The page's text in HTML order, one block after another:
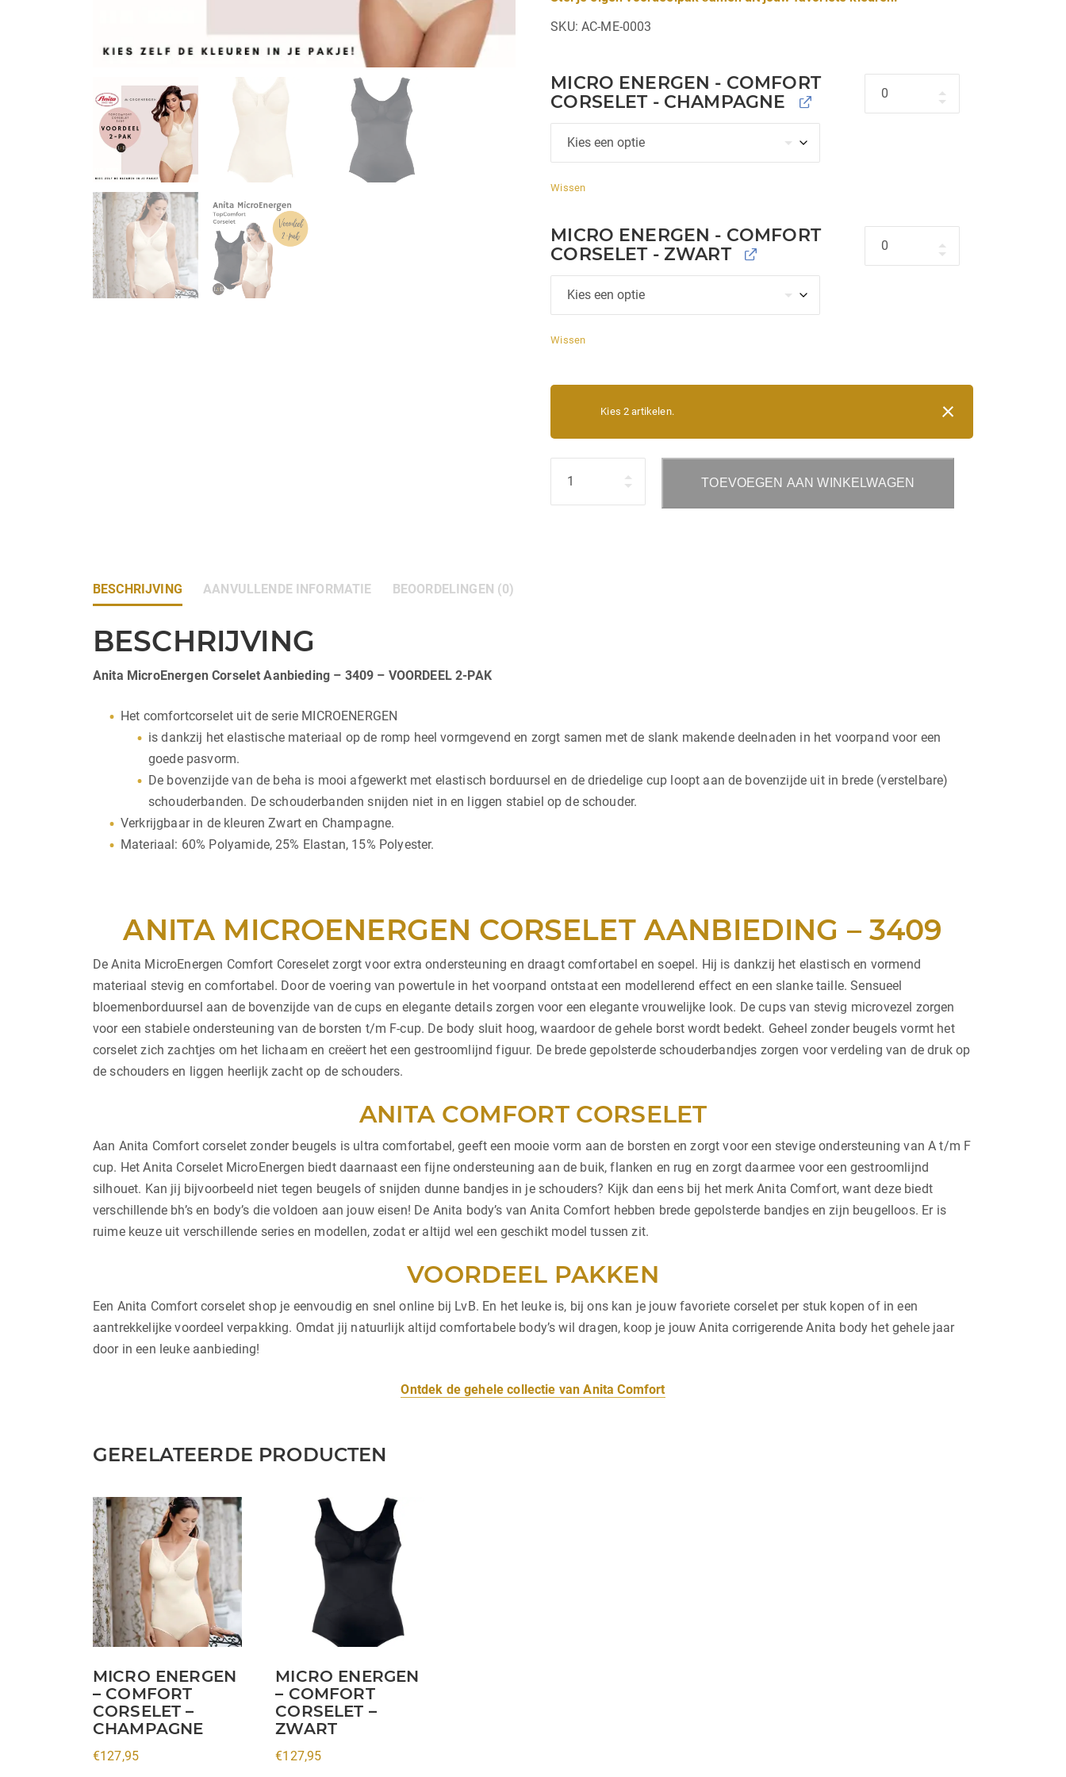
SKU:AC-ME-0003
MICRO ENERGEN - COMFORT
CORSELET - CHAMPAGNE
Wissen
MICRO ENERGEN - COMFORT
CORSELET - ZWART
Wissen
Kies 2 artikelen.
TOEVOEGEN AAN WINKELWAGEN
BESCHRIJVING AANVULLENDE INFORMATIE BEOORDELINGEN (0)
BESCHRIJVING
Anita MicroEnergen Corselet Aanbieding – 3409 – VOORDEEL 2-PAK
Het comfortcorselet uit de serie MICROENERGEN
is dankzij het elastische materiaal op de romp heel vormgevend en zorgt samen met de slank makende deelnaden in het voorpand voor een
goede pasvorm.
De bovenzijde van de beha is mooi afgewerkt met elastisch borduursel en de driedelige cup loopt aan de bovenzijde uit in brede (verstelbare)
schouderbanden. De schouderbanden snijden niet in en liggen stabiel op de schouder.
Verkrijgbaar in de kleuren Zwart en Champagne.
Materiaal: 60% Polyamide, 25% Elastan, 15% Polyester.
ANITA MICROENERGEN CORSELET AANBIEDING – 3409
De Anita MicroEnergen Comfort Coreselet zorgt voor extra ondersteuning en draagt comfortabel en soepel. Hij is dankzij het elastisch en vormend
materiaal stevig en comfortabel. Door de voering van powertule in het voorpand ontstaat een modellerend effect en een slanke taille. Sensueel
bloemenborduursel aan de bovenzijde van de cups en elegante details zorgen voor een elegante vrouwelijke look. De cups van stevig microvezel zorgen
voor een stabiele ondersteuning van de borsten t/m F-cup. De body sluit hoog, waardoor de gehele borst wordt bedekt. Geheel zonder beugels vormt het
corselet zich zachtjes om het lichaam en creëert het een gestroomlijnd figuur. De brede gepolsterde schouderbandjes zorgen voor verdeling van de druk op
de schouders en liggen heerlijk zacht op de schouders.
ANITA COMFORT CORSELET
Aan Anita Comfort corselet zonder beugels is ultra comfortabel, geeft een mooie vorm aan de borsten en zorgt voor een stevige ondersteuning van A t/m F
cup. Het Anita Corselet MicroEnergen biedt daarnaast een fijne ondersteuning aan de buik, flanken en rug en zorgt daarmee voor een gestroomlijnd
silhouet. Kan jij bijvoorbeeld niet tegen beugels of snijden dunne bandjes in je schouders? Kijk dan eens bij het merk Anita Comfort, want deze biedt
verschillende bh’s en body’s die voldoen aan jouw eisen! De Anita body’s van Anita Comfort hebben brede gepolsterde bandjes en zijn beugelloos. Er is
ruime keuze uit verschillende series en modellen, zodat er altijd wel een geschikt model tussen zit.
VOORDEEL PAKKEN
Een Anita Comfort corselet shop je eenvoudig en snel online bij LvB. En het leuke is, bij ons kan je jouw favoriete corselet per stuk kopen of in een
aantrekkelijke voordeel verpakking. Omdat jij natuurlijk altijd comfortabele body’s wil dragen, koop je jouw Anita corrigerende Anita body het gehele jaar
door in een leuke aanbieding!
Ontdek de gehele collectie van Anita Comfort
GERELATEERDE PRODUCTEN
MICRO ENERGEN
– COMFORT
CORSELET –
CHAMPAGNE
€127,95
Dit
product
heeft
meerdere
variaties.
Deze
optie
gekozen
worden
op
productpagina
MICRO ENERGEN
– COMFORT
CORSELET –
ZWART
€127,95
product
meerdere
variaties.
gekozen
worden
op
productpagina